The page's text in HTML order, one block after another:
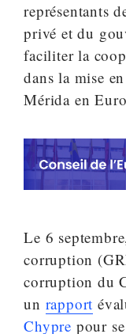
représentants
privé et du
faciliter la
dans la mise
Mérida en
Le 6
corruption
corruption du
un rapport
Chypre pour